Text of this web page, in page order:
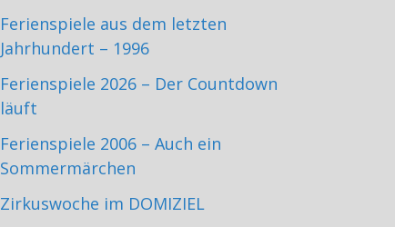
Ferienspiele aus dem letzten
Jahrhundert – 1996
Ferienspiele 2026 – Der Countdown
läuft
Ferienspiele 2006 – Auch ein
Sommermärchen
Zirkuswoche im DOMIZIEL